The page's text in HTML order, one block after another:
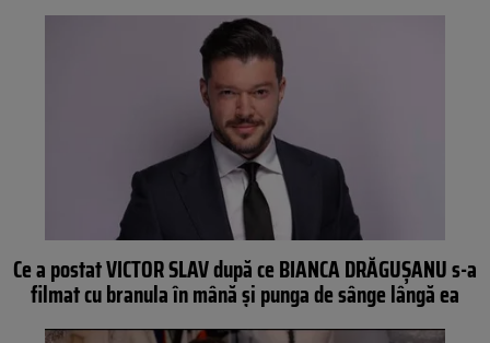
Ce a postat VICTOR SLAV după ce BIANCA DRĂGUŞANU s-a
filmat cu branula în mână şi punga de sânge lângă ea